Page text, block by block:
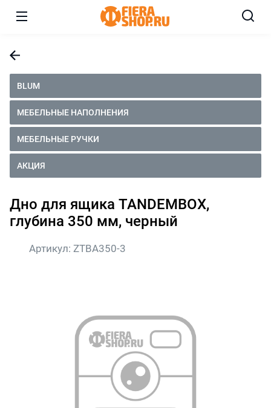
BLUM
МЕБЕЛЬНЫЕ НАПОЛНЕНИЯ
МЕБЕЛЬНЫЕ РУЧКИ
АКЦИЯ
Дно для ящика TANDEMBOX,
глубина 350 мм, черный
Артикул: ZTBA350-3